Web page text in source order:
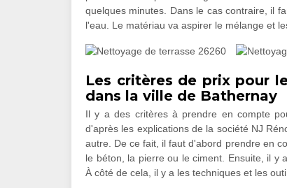
quelques minutes. Dans le cas contraire, il
l'eau. Le matériau va aspirer le mélange et
Les critères de prix pour
dans la ville de Bathernay
Il y a des critères à prendre en compte
d'après les explications de la société NJ
autre. De ce fait, il faut d'abord prendre en
le béton, la pierre ou le ciment. Ensuite, il y
À côté de cela, il y a les techniques et les